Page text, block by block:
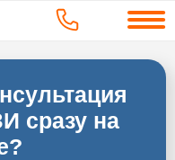
сразу на